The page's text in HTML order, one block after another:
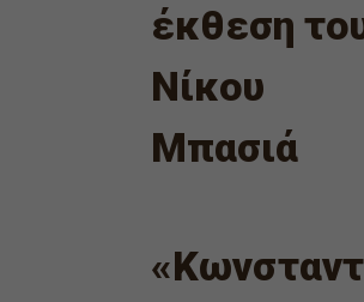
έκθεση
Νίκου
Μπασιά